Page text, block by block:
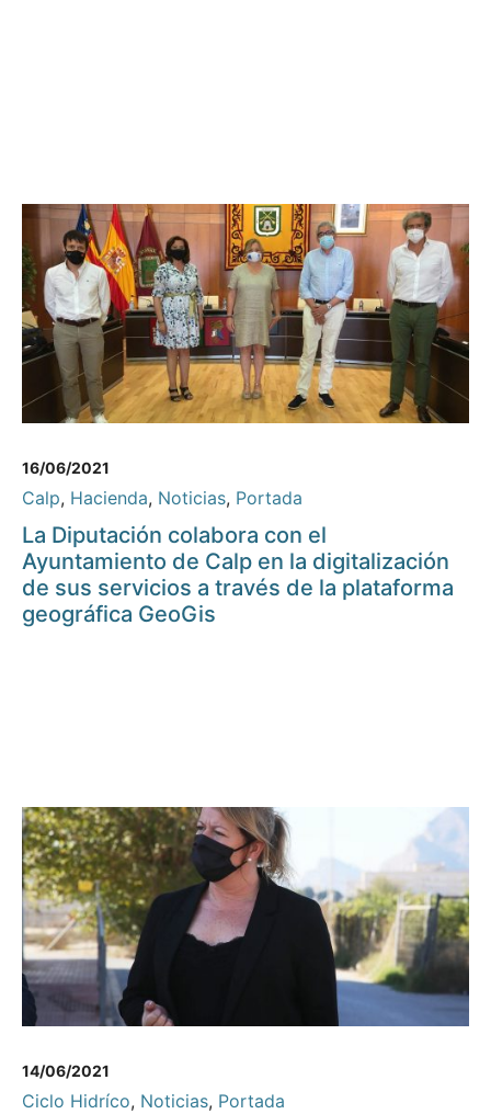
16/06/2021
Calp, Hacienda, Noticias, Portada
La Diputación colabora con el
Ayuntamiento de Calp en la digitalización
de sus servicios a través de la plataforma
geográfica GeoGis
14/06/2021
Ciclo Hidríco, Noticias, Portada